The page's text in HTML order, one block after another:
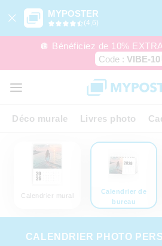
MYPOSTER
(4,6)
🪩 Bénéficiez de 10%
Code : VIBE-10
Déco murale Livres photo
Calendrier mural
Calendrier de
bureau
CALENDRIER PHOTO